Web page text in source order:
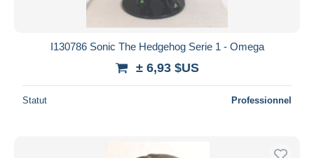
I130786 Sonic The Hedgehog Serie 1 - Omega
± 6,93 $US
Statut Professionnel